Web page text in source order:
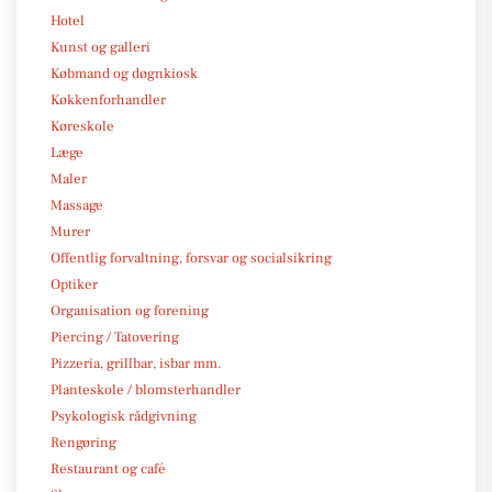
Hotel
Kunst og galleri
Købmand og døgnkiosk
Køkkenforhandler
Køreskole
Læge
Maler
Massage
Murer
Offentlig forvaltning, forsvar og socialsikring
Optiker
Organisation og forening
Piercing / Tatovering
Pizzeria, grillbar, isbar mm.
Planteskole / blomsterhandler
Psykologisk rådgivning
Rengøring
Restaurant og café